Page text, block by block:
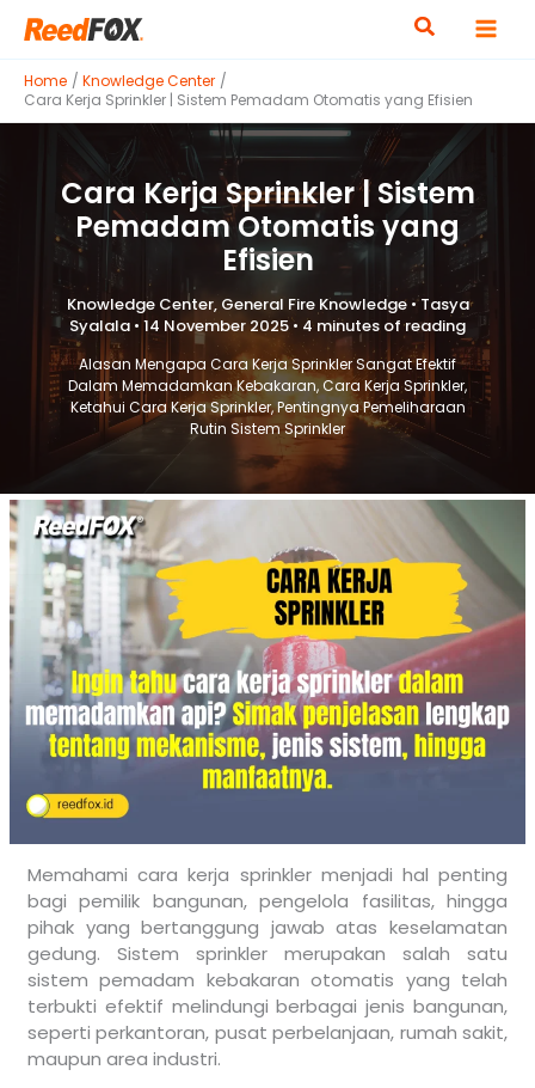
Home
Knowledge Center
Cara Kerja Sprinkler | Sistem Pemadam Otomatis yang Efisien
Cara Kerja Sprinkler | Sistem
Pemadam Otomatis yang
Efisien
Knowledge Center, General Fire Knowledge•Tasya
Syalala • 14 November 2025• 4 minutes of reading
Alasan Mengapa Cara Kerja Sprinkler Sangat Efektif
Dalam Memadamkan Kebakaran,Cara Kerja Sprinkler,
Ketahui Cara Kerja Sprinkler,Pentingnya Pemeliharaan
Rutin Sistem Sprinkler
Memahami cara kerja sprinkler menjadi hal penting
bagi pemilik bangunan, pengelola fasilitas, hingga
pihak yang bertanggung jawab atas keselamatan
gedung. Sistem sprinkler merupakan salah satu
sistem pemadam kebakaran otomatis yang telah
terbukti efektif melindungi berbagai jenis bangunan,
seperti perkantoran, pusat perbelanjaan, rumah sakit,
maupun area industri.